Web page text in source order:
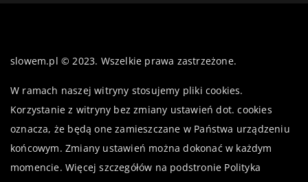
slowem.pl © 2023. Wszelkie prawa zastrzeżone.
W ramach naszej witryny stosujemy pliki cookies.
Korzystanie z witryny bez zmiany ustawień dot. cookies
oznacza, że będą one zamieszczane w Państwa urządzeniu
końcowym. Zmiany ustawień można dokonać w każdym
momencie. Więcej szczegółów na podstronie Polityka